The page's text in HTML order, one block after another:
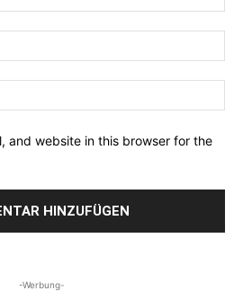
and website in this browser for the
-Werbung-